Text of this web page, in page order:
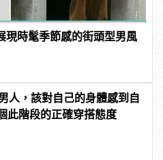
現時髦季節感的街頭型男風
人，該對自己的身體感到自
此階段的正確穿搭態度